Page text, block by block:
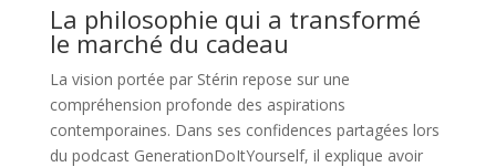
La philosophie qui a transformé
le marché du cadeau
La vision portée par Stérin repose sur une
compréhension profonde des aspirations
contemporaines. Dans ses confidences partagées lors
du podcast GenerationDoItYourself, il explique avoir